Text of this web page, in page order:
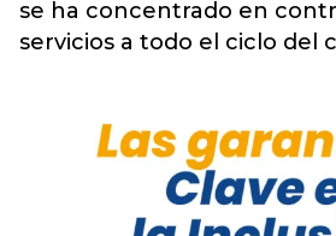
se ha concentrado en
servicios a todo el ciclo del